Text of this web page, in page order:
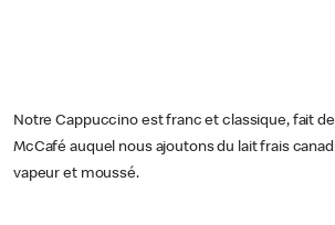
Notre Cappuccino est franc et classique, fait
McCafé auquel nous ajoutons du lait frais
vapeur et moussé.